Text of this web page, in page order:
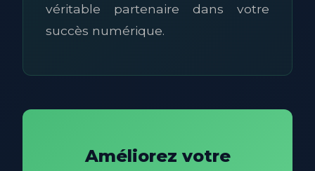
véritable partenaire dans votre
succès numérique.
Améliorez votre